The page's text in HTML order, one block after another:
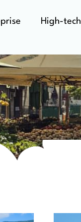
High-tech